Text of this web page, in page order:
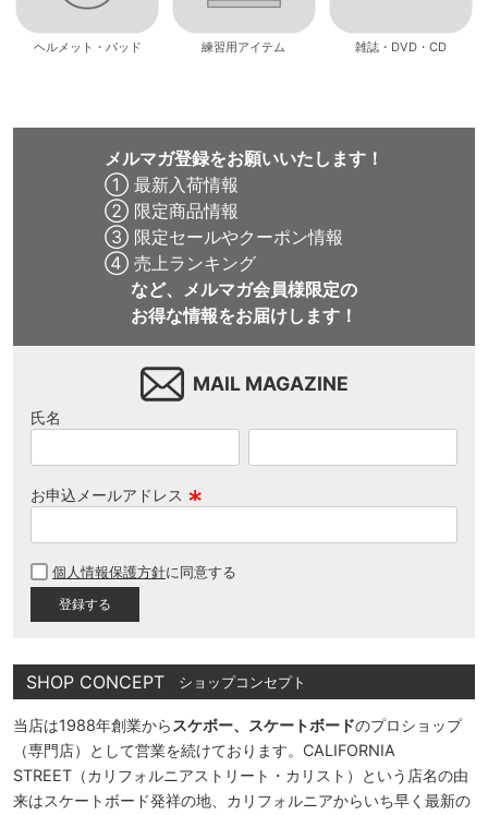
ヘルメット・パッド 練習用アイテム 雑誌・DVD・CD
メルマガ登録をお願いいたします！
① 最新入荷情報
② 限定商品情報
③ 限定セールやクーポン情報
④ 売上ランキング
など、メルマガ会員様限定の
お得な情報をお届けします！
MAIL MAGAZINE
氏名
お申込メールアドレス
須
個人情報保護方針に同意する
SHOP CONCEPT ショップコンセプト
当店は1988年創業から スケボー、スケートボードのプロショップ
（専門店）として営業を続けております。CALIFORNIA
STREET（カリフォルニアストリート・カリスト）という店名の由
来はスケートボード発祥の地、カリフォルニアからいち早く最新の